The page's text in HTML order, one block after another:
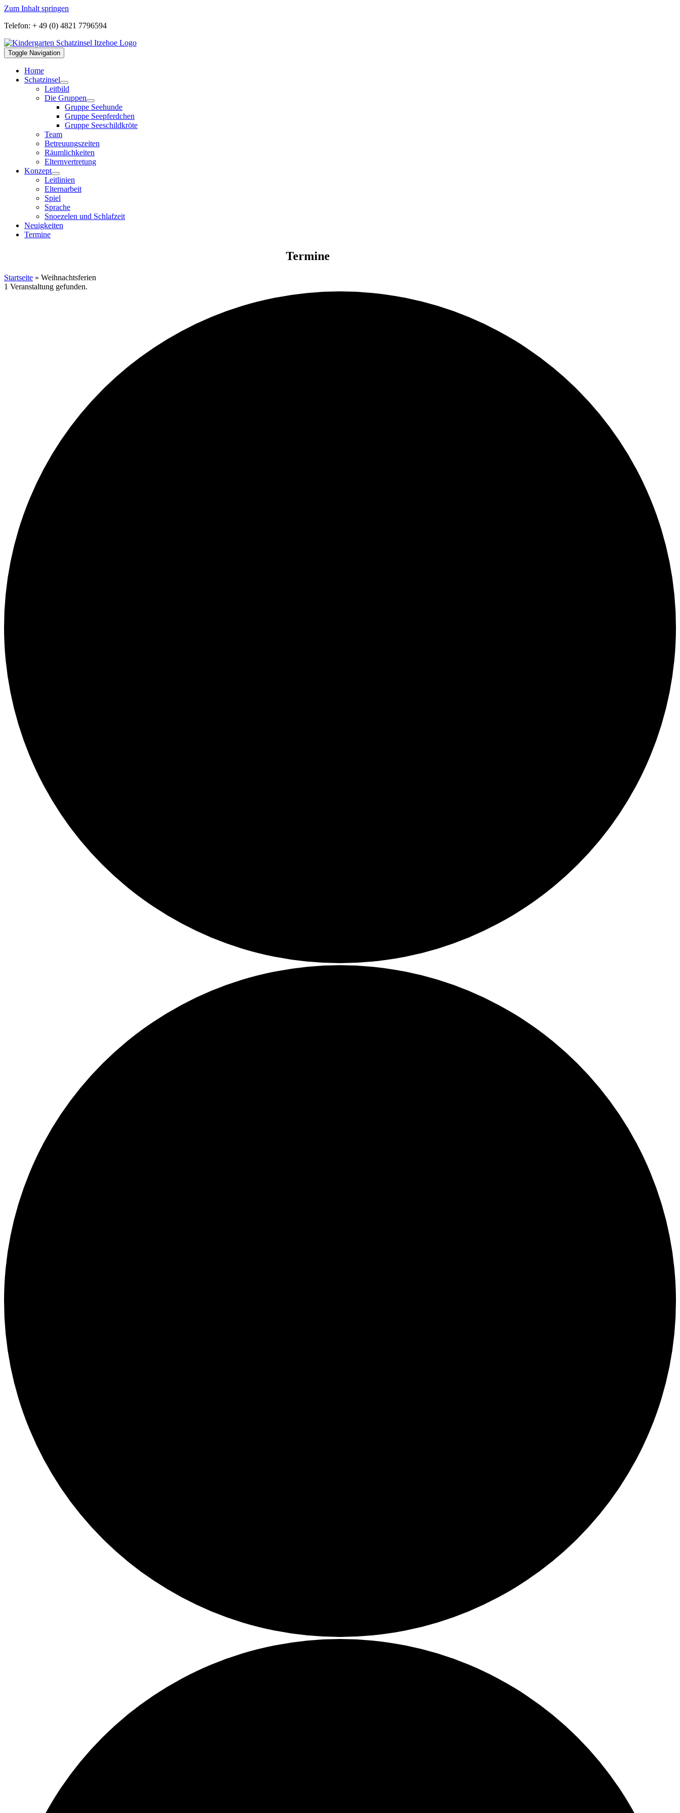
Zum Inhalt springen
Telefon: + 49 (0) 4821 7796594
Toggle Navigation
Home
Schatzinsel
Leitbild
Die Gruppen
Gruppe Seehunde
Gruppe Seepferdchen
Gruppe Seeschildkröte
Team
Betreuungszeiten
Räumlichkeiten
Elternvertretung
Konzept
Leitlinien
Elternarbeit
Spiel
Sprache
Snoezelen und Schlafzeit
Neuigkeiten
Termine
Termine
Startseite » Weihnachtsferien
1 Veranstaltung gefunden.